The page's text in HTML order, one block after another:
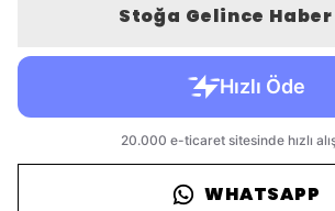
Stoğa Gelince
WHATSAPP